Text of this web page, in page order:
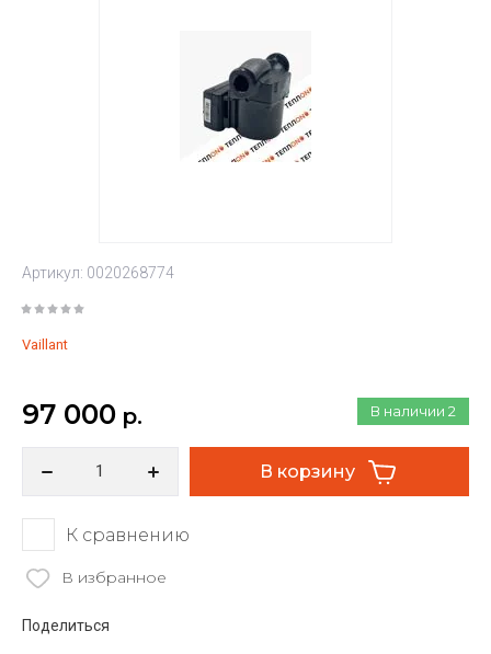
Артикул: 0020268774
Vaillant
В наличии 2
97 000 р.
В корзину
К сравнению
В избранное
Поделиться